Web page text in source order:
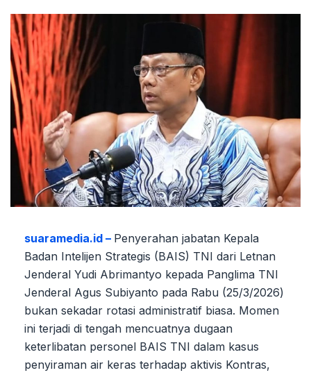
suaramedia.id – Penyerahan jabatan Kepala
Badan Intelijen Strategis (BAIS) TNI dari Letnan
Jenderal Yudi Abrimantyo kepada Panglima TNI
Jenderal Agus Subiyanto pada Rabu (25/3/2026)
bukan sekadar rotasi administratif biasa. Momen
ini terjadi di tengah mencuatnya dugaan
keterlibatan personel BAIS TNI dalam kasus
penyiraman air keras terhadap aktivis Kontras,